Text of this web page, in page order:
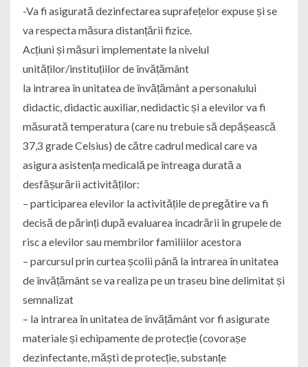
-Va fi asigurată dezinfectarea suprafețelor expuse și se
va respecta măsura distanțării fizice.
Acțiuni și măsuri implementate la nivelul
unităților/instituțiilor de învățământ
la intrarea în unitatea de învățământ a personalului
didactic, didactic auxiliar, nedidactic și a elevilor va fi
măsurată temperatura (care nu trebuie să depășească
37,3 grade Celsius) de către cadrul medical care va
asigura asistența medicală pe întreaga durată a
desfășurării activităților:
– participarea elevilor la activitățile de pregătire va fi
decisă de părinți după evaluarea încadrării în grupele de
risc a elevilor sau membrilor familiilor acestora
– parcursul prin curtea școlii până la intrarea în unitatea
de învățământ se va realiza pe un traseu bine delimitat și
semnalizat
– la intrarea în unitatea de învățământ vor fi asigurate
materiale și echipamente de protecție (covorașe
dezinfectante, măști de protecție, substanțe